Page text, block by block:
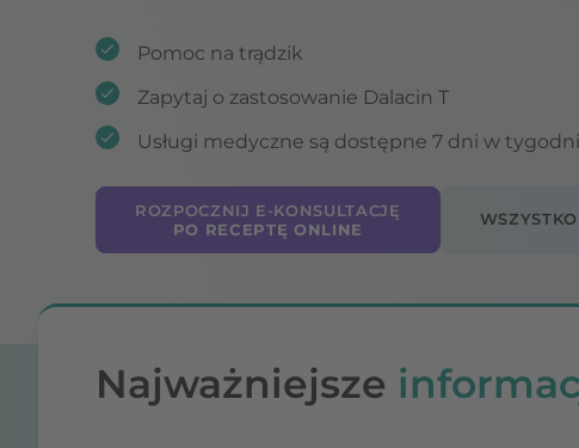
Pomoc na trądzik
Zapytaj o zastosowanie Dalacin T
Usługi medyczne są dostępne 7 dni w
ROZPOCZNIJ E-KONSULTACJĘ
PO RECEPTĘ ONLINE
Najważniejsze